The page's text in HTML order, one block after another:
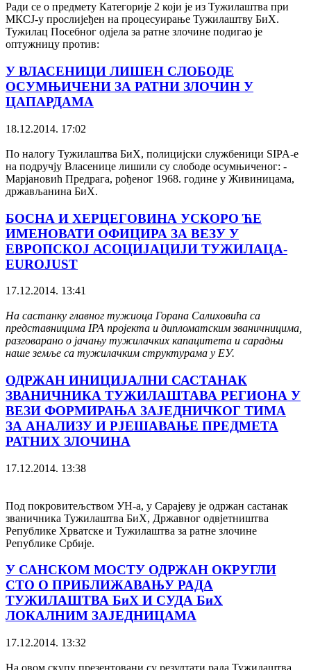
Ради се о предмету Категорије 2 који је из Тужилаштва при
МКСЈ-у прослијеђен на процесуирање Тужилаштву БиХ.
Тужилац Посебног одјела за ратне злочине подигао је
оптужницу против:
У ВЛАСЕНИЦИ ЛИШЕН СЛОБОДЕ
ОСУМЊИЧЕНИ ЗА РАТНИ ЗЛОЧИН У
ЦАПАРДАМА
18.12.2014. 17:02
По налогу Тужилаштва БиХ, полицијски службеници SIPA-е
на подручју Власенице лишили су слободе осумњиченог: -
Марјановић Предрага, рођеног 1968. године у Живиницама,
држављанина БиХ.
БОСНА И ХЕРЦЕГОВИНА УСКОРО ЋЕ
ИМЕНОВАТИ ОФИЦИРА ЗА ВЕЗУ У
ЕВРОПСКОЈ АСОЦИЈАЦИЈИ ТУЖИЛАЦА-
EUROJUST
17.12.2014. 13:41
На састанку главног тужиоца Горана Салиховића са
представницима IPA пројекта и дипломатским званичницима,
разговарано о јачању тужилачких капацитета и сарадњи
наше земље са тужилачким структурама у ЕУ.
ОДРЖАН ИНИЦИЈАЛНИ САСТАНАК
ЗВАНИЧНИКА ТУЖИЛАШТАВА РЕГИОНА У
ВЕЗИ ФОРМИРАЊА ЗАЈЕДНИЧКОГ ТИМА
ЗА АНАЛИЗУ И РЈЕШАВАЊЕ ПРЕДМЕТА
РАТНИХ ЗЛОЧИНА
17.12.2014. 13:38
Под покровитељством УН-а, у Сарајеву је одржан састанак
званичника Тужилаштва БиХ, Државног одвјетништва
Републике Хрватске и Тужилаштва за ратне злочине
Републике Србије.
У САНСКОМ МОСТУ ОДРЖАН ОКРУГЛИ
СТО О ПРИБЛИЖАВАЊУ РАДА
ТУЖИЛАШТВА БиХ И СУДА БиХ
ЛОКАЛНИМ ЗАЈЕДНИЦАМА
17.12.2014. 13:32
На овом скупу презентовани су резултати рада Тужилаштва